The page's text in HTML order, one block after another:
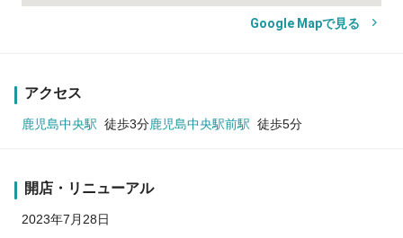
Google Mapで見る
アクセス
鹿児島中央駅 徒歩3分鹿児島中央駅前駅 徒歩5分
開店・リニューアル
2023年7月28日